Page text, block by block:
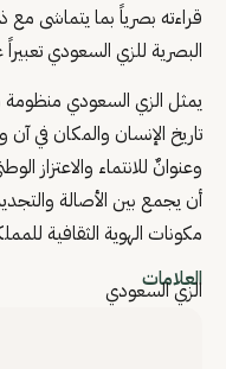
قراءته بصرياً بما يتماشى
البصرية للزي السعودي
يمثل الزي السعودي منظومة
تاريخ الإنسان والمكان في آن
وعنوانٌ للانتماء والاعتزاز
أن يجمع بين الأصالة
مكونات الهوية الثقافية
العلامات
الزي السعودي